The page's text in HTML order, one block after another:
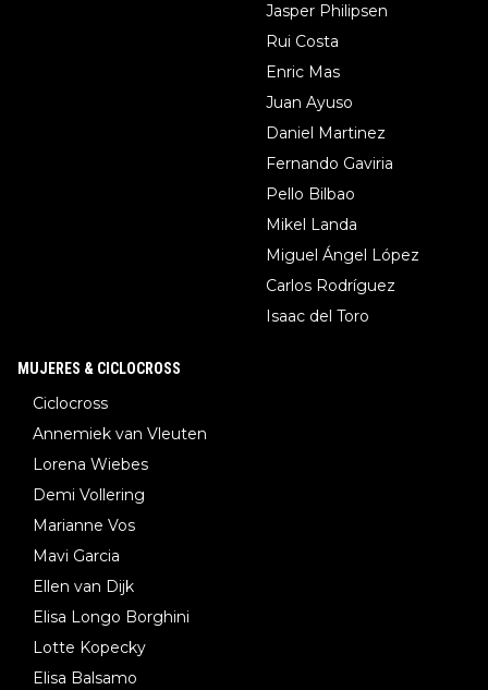
Jasper Philipsen
Rui Costa
Enric Mas
Juan Ayuso
Daniel Martinez
Fernando Gaviria
Pello Bilbao
Mikel Landa
Miguel Ángel López
Carlos Rodríguez
Isaac del Toro
MUJERES & CICLOCROSS
Ciclocross
Annemiek van Vleuten
Lorena Wiebes
Demi Vollering
Marianne Vos
Mavi Garcia
Ellen van Dijk
Elisa Longo Borghini
Lotte Kopecky
Elisa Balsamo